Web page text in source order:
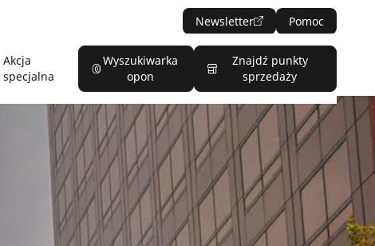
Newsletter Pomoc
Akcja
specjalna
Wyszukiwarka
opon
Znajdź punkty
sprzedaży